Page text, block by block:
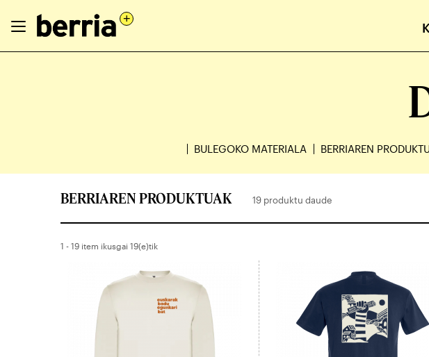
BULEGOKO MATERIALA BERRIAREN
BERRIAREN PRODUKTUAK 19 produktu daude
1 - 19 item ikusgai 19(e)tik